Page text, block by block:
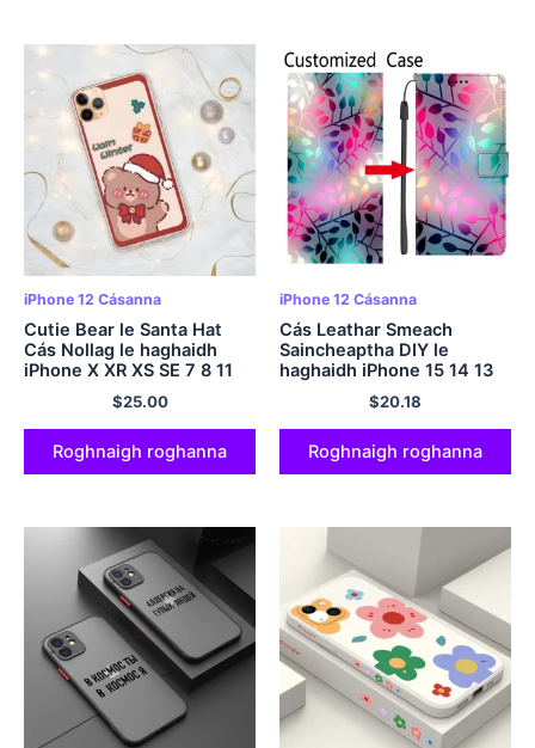
iPhone 12 Cásanna
Cutie Bear le Santa Hat
Cás Nollag le haghaidh
iPhone X XR XS SE 7 8 11
12 13 14 15 Pro Mini Plus
$25.00
Roghnaigh roghanna
iPhone 12 Cásanna
Cás Leathar Smeach
Saincheaptha DIY le
haghaidh iPhone 15 14 13
12 11 Max do iPhone 15
Plus iPhone 13 mion 7 8 6
6s 5 5Clúdach
Saincheaptha S 5SE
$20.18
Roghnaigh roghanna